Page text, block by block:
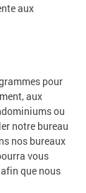
aux
pour
aux
ou
notre bureau
nos bureaux
vous
que nous